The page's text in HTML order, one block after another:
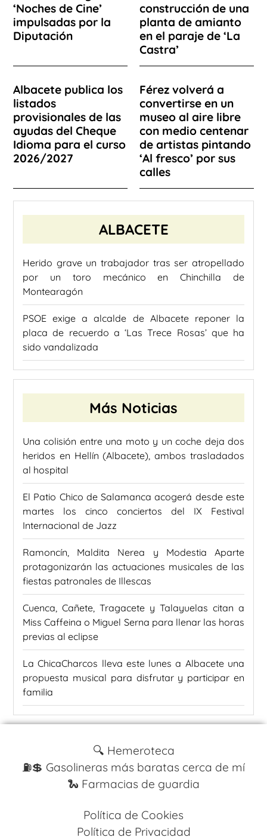
‘Noches de Cine’
impulsadas por la
Diputación
construcción de una
planta de amianto
en el paraje de ‘La
Castra’
Albacete publica los
listados
provisionales de las
ayudas del Cheque
Idioma para el curso
2026/2027
Férez volverá a
convertirse en un
museo al aire libre
con medio centenar
de artistas pintando
‘Al fresco’ por sus
calles
ALBACETE
Herido grave un trabajador tras ser atropellado
por un toro mecánico en Chinchilla de
Montearagón
PSOE exige a alcalde de Albacete reponer la
placa de recuerdo a ‘Las Trece Rosas’ que ha
sido vandalizada
Más Noticias
Una colisión entre una moto y un coche deja dos
heridos en Hellín (Albacete), ambos trasladados
al hospital
El Patio Chico de Salamanca acogerá desde este
martes los cinco conciertos del IX Festival
Internacional de Jazz
Ramoncín, Maldita Nerea y Modestia Aparte
protagonizarán las actuaciones musicales de las
fiestas patronales de Illescas
Cuenca, Cañete, Tragacete y Talayuelas citan a
Miss Caffeina o Miguel Serna para llenar las horas
previas al eclipse
La ChicaCharcos lleva este lunes a Albacete una
propuesta musical para disfrutar y participar en
familia
🔍 Hemeroteca
⛽️💲 Gasolineras más baratas cerca de mí
🐍 Farmacias de guardia
Política de Cookies
Política de Privacidad